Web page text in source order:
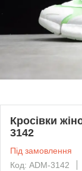
Кросівки
3142
Під замовлення
Код: ADM-3142